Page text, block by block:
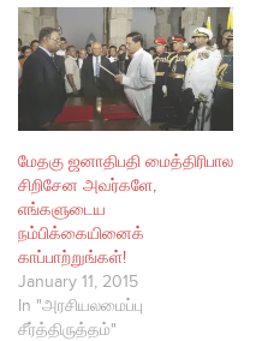
மேதகு ஜனாதிபதி மைத்திரிபால
சிறிசேன அவர்களே,
எங்களுடைய
நம்பிக்கையினைக்
காப்பாற்றுங்கள்!
January 11, 2015
In "அரசியலமைப்பு
சீர்த்திருத்தம்"